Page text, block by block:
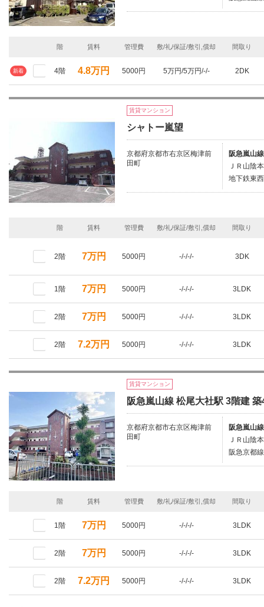
階 賃料 管理費 敷/礼/保証/敷引,償却 間取り
新着 4階 4.8万円 5000円 5万円/5万円/-/- 2DK
賃貸マンション
シャトー嵐望
京都府京都市右京区梅津前
田町
阪急嵐山
ＪＲ山陰
地下鉄東
階 賃料 管理費 敷/礼/保証/敷引,償却 間取り
2階 7万円 5000円 -/-/-/- 3DK
1階 7万円 5000円 -/-/-/- 3LDK
2階 7万円 5000円 -/-/-/- 3LDK
2階 7.2万円 5000円 -/-/-/- 3LDK
賃貸マンション
阪急嵐山線 松尾大社駅 3階建 築
京都府京都市右京区梅津前
田町
阪急嵐山
ＪＲ山陰
阪急京都
階 賃料 管理費 敷/礼/保証/敷引,償却 間取り
1階 7万円 5000円 -/-/-/- 3LDK
2階 7万円 5000円 -/-/-/- 3LDK
2階 7.2万円 5000円 -/-/-/- 3LDK